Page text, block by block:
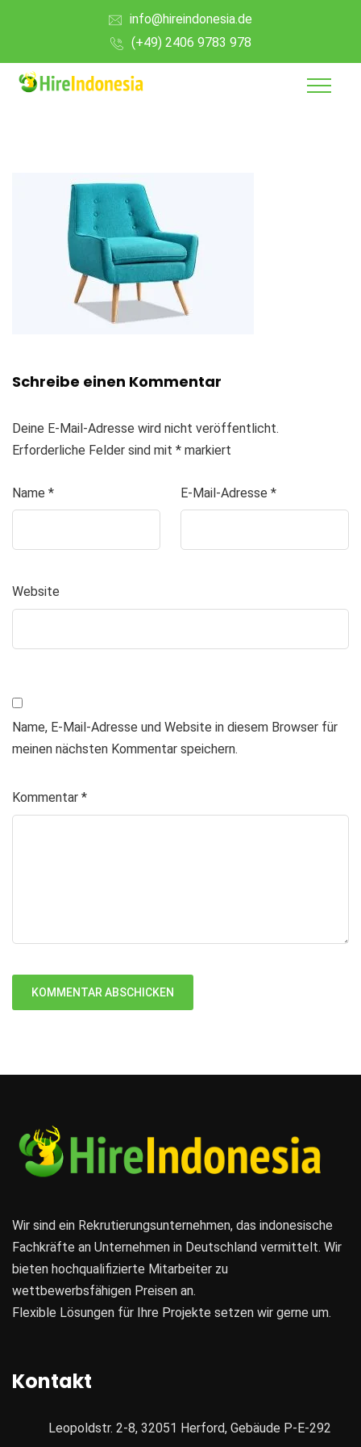
info@hireindonesia.de
(+49) 2406 9783 978
Schreibe einen Kommentar
Deine E-Mail-Adresse wird nicht veröffentlicht.
Erforderliche Felder sind mit * markiert
Name * E-Mail-Adresse *
Website
Name, E-Mail-Adresse und Website in diesem Browser für
meinen nächsten Kommentar speichern.
Kommentar *
Wir sind ein Rekrutierungsunternehmen, das indonesische
Fachkräfte an Unternehmen in Deutschland vermittelt. Wir
bieten hochqualifizierte Mitarbeiter zu
wettbewerbsfähigen Preisen an.
Flexible Lösungen für Ihre Projekte setzen wir gerne um.
Kontakt
Leopoldstr. 2-8, 32051 Herford, Gebäude P-E-292